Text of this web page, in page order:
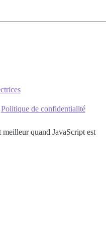
Politique de confidentialité
meilleur quand JavaScript est